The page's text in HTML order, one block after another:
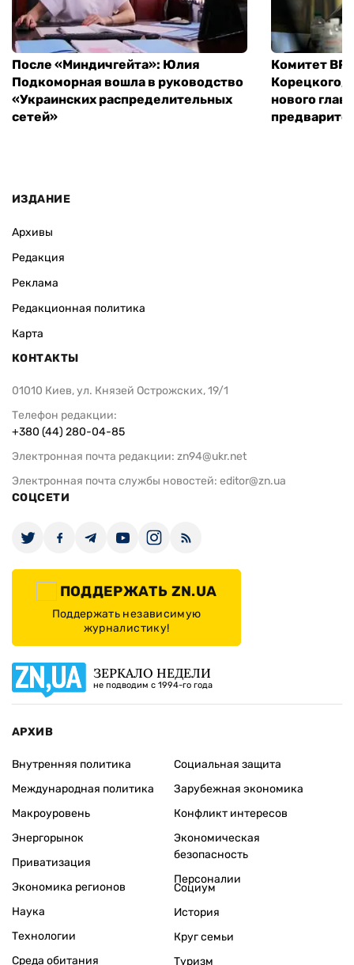
После «Миндичгейта»: Юлия
Подкоморная вошла в руководство
«Украинских распределительных
сетей»
Комитет ВР
Корецкого,
нового
ИЗДАНИЕ
Архивы
Редакция
Реклама
Редакционная политика
Карта
КОНТАКТЫ
01010 Киев, ул. Князей Острожских, 19/1
Телефон редакции:
+380 (44) 280-04-85
Электронная почта редакции: zn94@ukr.net
Электронная почта службы новостей: editor@zn.ua
СОЦСЕТИ
ПОДДЕРЖАТЬ ZN.UA
Поддержать независимую
журналистику!
ЗЕРКАЛО НЕДЕЛИ
не подводим с 1994-го года
АРХИВ
Внутренняя политика
Международная политика
Макроуровень
Энергорынок
Приватизация
Экономика регионов
Социальная защита
Зарубежная экономика
Конфликт интересов
Экономическая
безопасность
Персоналии
Наука
Технологии
Среда обитания
Социум
История
Круг семьи
Туризм